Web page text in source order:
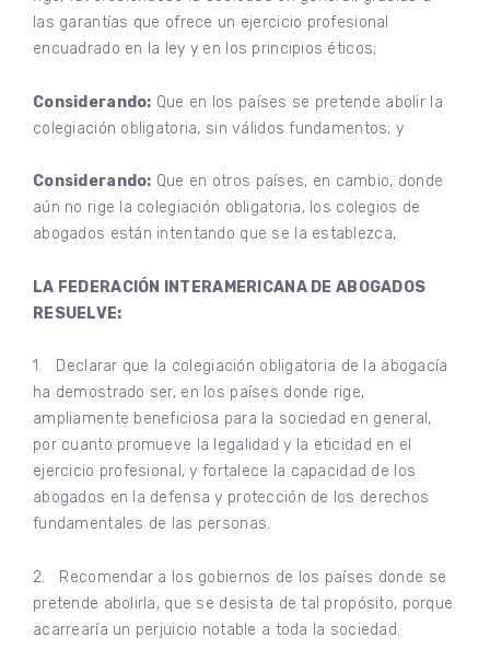
las garantías que ofrece un ejercicio profesional
encuadrado en la ley y en los principios éticos;
Considerando: Que en los países se pretende abolir la
colegiación obligatoria, sin válidos fundamentos; y
Considerando: Que en otros países, en cambio, donde
aún no rige la colegiación obligatoria, los colegios de
abogados están intentando que se la establezca,
LA FEDERACIÓN INTERAMERICANA DE ABOGADOS
RESUELVE:
1. Declarar que la colegiación obligatoria de la abogacía
ha demostrado ser, en los países donde rige,
ampliamente beneficiosa para la sociedad en general,
por cuanto promueve la legalidad y la eticidad en el
ejercicio profesional, y fortalece la capacidad de los
abogados en la defensa y protección de los derechos
fundamentales de las personas.
2. Recomendar a los gobiernos de los países donde se
pretende abolirla, que se desista de tal propósito, porque
acarrearía un perjuicio notable a toda la sociedad.